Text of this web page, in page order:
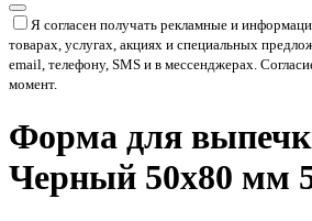
Я согласен получать рекламные и
товарах, услугах, акциях и специальных
email, телефону, SMS и в мессенджерах.
момент.
Форма для
Черный 50x80 мм